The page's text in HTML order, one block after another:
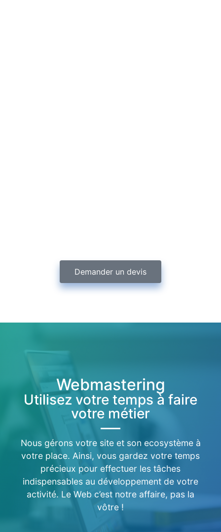
Demander un devis
Webmastering
Utilisez votre temps à faire
votre métier
Nous gérons votre site et son ecosystème à
votre place. Ainsi, vous gardez votre temps
précieux pour effectuer les tâches
indispensables au développement de votre
activité. Le Web c’est notre affaire, pas la
vôtre !